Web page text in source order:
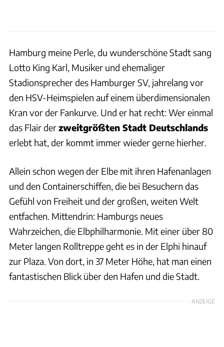
Hamburg meine Perle, du wunderschöne Stadt sang
Lotto King Karl, Musiker und ehemaliger
Stadionsprecher des Hamburger SV, jahrelang vor
den HSV-Heimspielen auf einem überdimensionalen
Kran vor der Fankurve. Und er hat recht: Wer einmal
das Flair derzweitgrößten Stadt Deutschlands
erlebt hat, der kommt immer wieder gerne hierher.
Allein schon wegen der Elbe mit ihren Hafenanlagen
und den Containerschiffen, die bei Besuchern das
Gefühl von Freiheit und der großen, weiten Welt
entfachen. Mittendrin: Hamburgs neues
Wahrzeichen, die Elbphilharmonie. Mit einer über 80
Meter langen Rolltreppe geht es in der Elphi hinauf
zur Plaza. Von dort, in 37 Meter Höhe, hat man einen
fantastischen Blick über den Hafen und die Stadt.
ANZEIGE